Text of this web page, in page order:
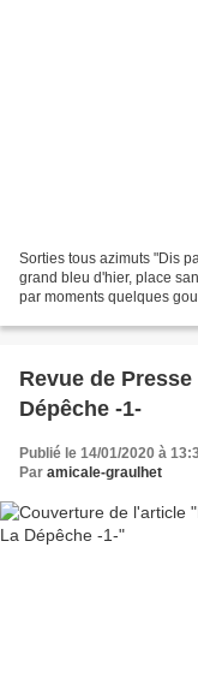
Sorties tous azimuts "Dis
grand bleu d'hier, place
par moments quelques
Revue de
Dépêche -1-
Publié le 14/01/2020 à
Par amicale-graulhet